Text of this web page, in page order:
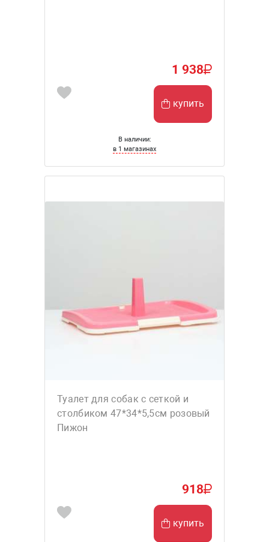
1 938
купить
В наличии:
в 1 магазинах
Туалет для собак с сеткой и
столбиком 47*34*5,5см розовый
Пижон
918
купить